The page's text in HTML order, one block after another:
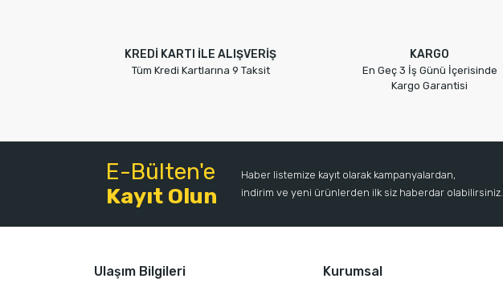
KREDİ KARTI İLE ALIŞVERİŞ
Tüm Kredi Kartlarına 9 Taksit
KARGO
En Geç 3 İş Günü İçerisinde
Kargo Garantisi
E-Bülten'e
Kayıt Olun
Haber listemize kayıt olarak kampanyalardan,
indirim ve yeni ürünlerden ilk siz haberdar olabilirsiniz.
Ulaşım Bilgileri Kurumsal